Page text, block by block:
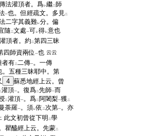
法灌頂者。爲レ繼二師
一也。但經疏文。多見二
二字其義難レ分。偏
隨 二文處一可レ得レ意也
頂者。約 二第四三昧
四師資兩位 一也 云云
有二二傳一。一傳
。五種三昧耶中。第
4 蘇悉地經上云。曾
灌頂一。復爲二先師一而
二灌頂一。爲二 阿闍梨一獲二
荼羅一。須レ依 二次第一。亦
此文初曾從下明 二學
瞿醯經上云。先蒙二